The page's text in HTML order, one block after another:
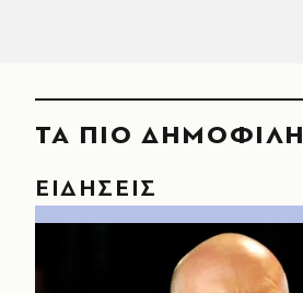
ΤΑ ΠΙΟ ΔΗΜΟΦΙΛΗ
ΕΙΔΗΣΕΙΣ